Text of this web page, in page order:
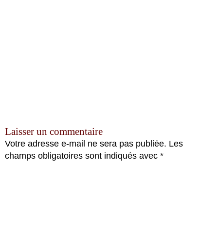
Laisser un commentaire
Votre adresse e-mail ne sera pas publiée. Les
champs obligatoires sont indiqués avec *